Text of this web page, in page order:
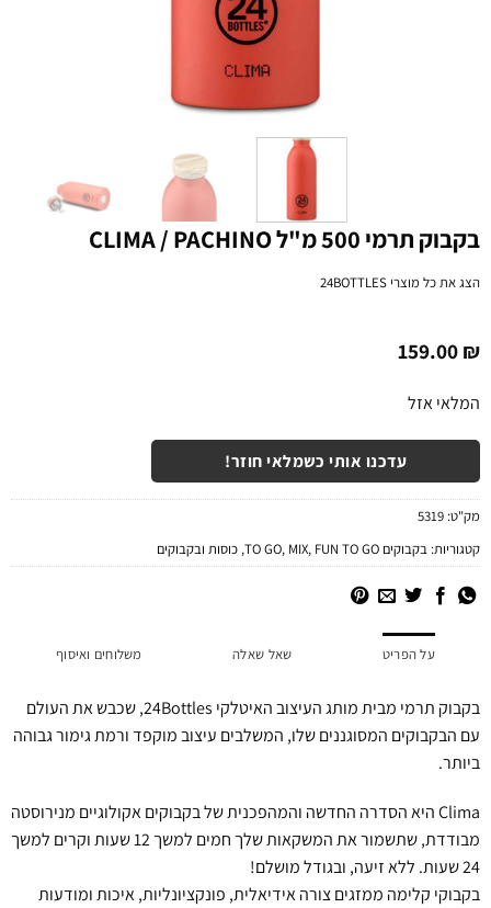
בקבוק תרמי 500 מ"ל CLIMA / PACHINO
הצג את כל מוצרי24BOTTLES
159.00₪
המלאי אזל
עדכנו אותי כשמלאי חוזר!
מק"ט:5319
קטגוריות:בקבוקים TO GO ,MIX ,FUN TO GO
,כוסות ובקבוקים
על הפריט שאל שאלה משלוחים ואיסוף
בקבוק תרמי מבית מותג העיצוב האיטלקי 24Bottles, שכבש את העולם
עם הבקבוקים המסוגננים שלו, המשלבים עיצוב מוקפד ורמת גימור גבוהה
ביותר.
Clima היא הסדרה החדשה והמהפכנית של בקבוקים אקולוגיים מנירוסטה
מבודדת, שתשמור את המשקאות שלך חמים למשך 12 שעות וקרים למשך
24 שעות. ללא זיעה, ובגודל מושלם!
בקבוקי קלימה ממזגים צורה אידיאלית, פונקציונליות, איכות ומודעות